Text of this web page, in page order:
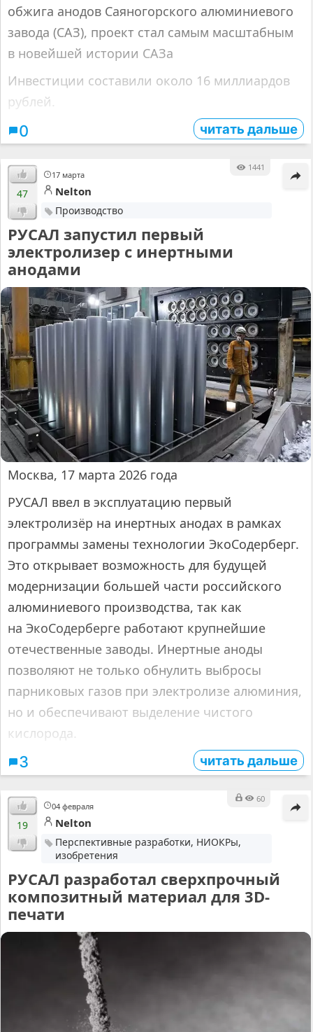
обжига анодов Саяногорского алюминиевого
завода (САЗ), проект стал самым масштабным
в новейшей истории САЗа
Инвестиции составили около 16 миллиардов
рублей.
0 читать дальше
17 марта
1441
47 Nelton
Производство
РУСАЛ запустил первый
электролизер с инертными
анодами
Москва, 17 марта 2026 года
РУСАЛ ввел в эксплуатацию первый
электролизёр на инертных анодах в рамках
программы замены технологии ЭкоСодерберг.
Это открывает возможность для будущей
модернизации большей части российского
алюминиевого производства, так как
на ЭкоСодерберге работают крупнейшие
отечественные заводы. Инертные аноды
позволяют не только обнулить выбросы
парниковых газов при электролизе алюминия,
но и обеспечивают выделение чистого
кислорода.
3 читать дальше
04 февраля
60
19 Nelton
Перспективные разработки, НИОКРы,
изобретения
РУСАЛ разработал сверхпрочный
композитный материал для 3D-
печати